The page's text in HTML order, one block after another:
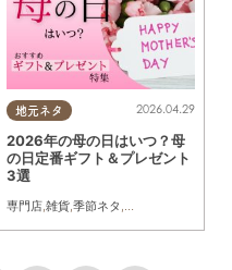
東浦町,阿久比町,半田市
開店,まとめ記事,ワンコイン
地元ネタ 2026.04.29
2026年の母の日はいつ？母
の日定番ギフト＆プレゼント
3選
専門店,雑貨,季節ネタ ,まとめ記事